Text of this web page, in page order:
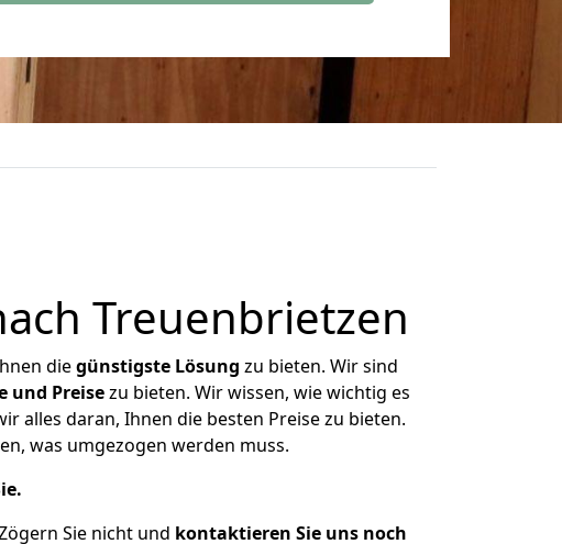
Treuenbrietzen
diegünstigste Lösung zu bieten. Wir sind
und Preisezu bieten. Wir wissen, wie wichtig es
alles daran, Ihnen die besten Preise zu bieten.
was umgezogen werden muss.
Sie nicht und kontaktieren Sie uns noch